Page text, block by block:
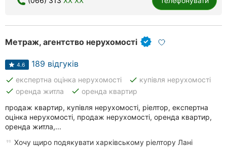
Метраж, агентство нерухомості
4.6 189 відгуків
done експертна оцінка нерухомості done купівля нерухомості
done оренда житла done оренда квартир
продаж квартир, купівля нерухомості, ріелтор, експертна
оцінка нерухомості, продаж нерухомості, оренда квартир,
оренда житла,...
Хочу щиро подякувати харківському ріелтору Лані